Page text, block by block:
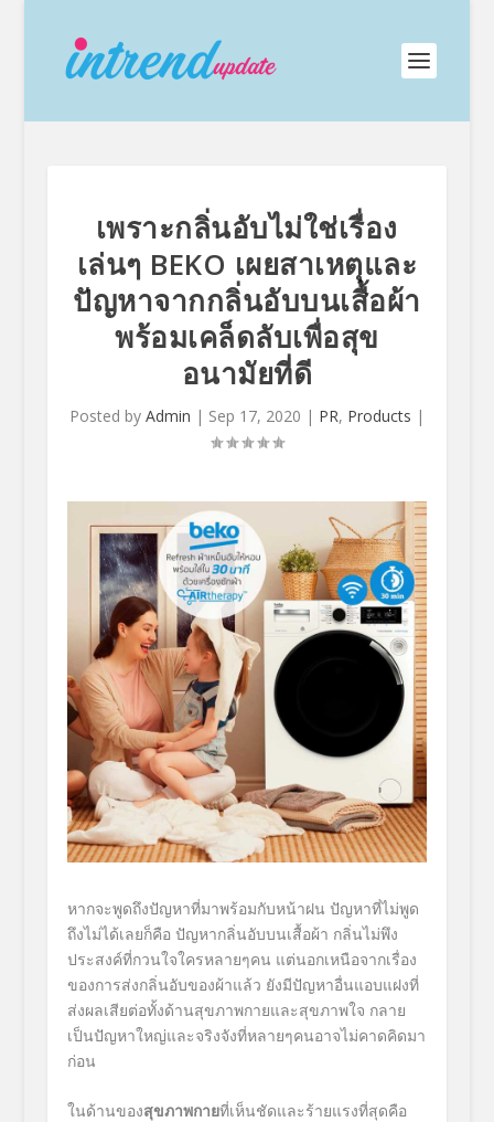
เพราะกลิ่นอับไม่ใช่เรื่อง
เล่นๆ BEKO เผยสาเหตุและ
ปัญหาจากกลิ่นอับบนเสื้อผ้า
พร้อมเคล็ดลับเพื่อสุข
อนามัยที่ดี
Posted by Admin | Sep 17, 2020 | PR, Products |
หากจะพูดถึงปัญหาที่มาพร้อมกับหน้าฝน ปัญหาที่ไม่พูด
ถึงไม่ได้เลยก็คือ ปัญหากลิ่นอับบนเสื้อผ้า กลิ่นไม่พึง
ประสงค์ที่กวนใจใครหลายๆคน แต่นอกเหนือจากเรื่อง
ของการส่งกลิ่นอับของผ้าแล้ว ยังมีปัญหาอื่นแอบแฝงที่
ส่งผลเสียต่อทั้งด้านสุขภาพกายและสุขภาพใจ กลาย
เป็นปัญหาใหญ่และจริงจังที่หลายๆคนอาจไม่คาดคิดมา
ก่อน
ในด้านของสุขภาพกายที่เห็นชัดและร้ายแรงที่สุดคือ